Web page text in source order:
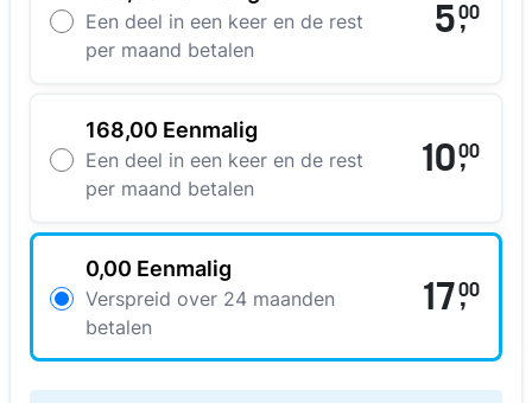
Een deel in een keer en de rest
per maand betalen
5,
00
168,00 Eenmalig
Een deel in een keer en de rest
per maand betalen
10,
00
0,00 Eenmalig
Verspreid over 24 maanden
betalen
17,
00